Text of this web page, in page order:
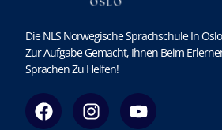
Die NLS Norwegische Sprachschule In
Zur Aufgabe Gemacht, Ihnen Beim
Sprachen Zu Helfen!
F
a
I
n
Y
o